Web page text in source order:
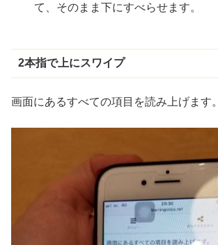
て、そのまま下にすべらせます。
2本指で上にスワイプ
画面にあるすべての項目を読み上げます。